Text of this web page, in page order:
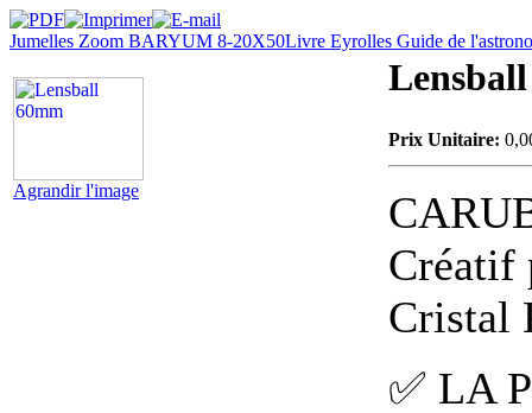
Jumelles Zoom BARYUM 8-20X50Livre Eyrolles Guide de
Agrandir l'image
Prix Unitaire:
Créatif
Cristal
✅ LA